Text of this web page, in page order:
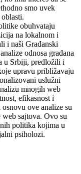
smo uvek
obuhvataju
na lokalnom i
i naši Građanski
odnosa građana
u Srbiji, predložili i
upravu približavaju
uslužni
mnogih web
efikasnost i
ove analize su
web sajtova. Ovo su
politika kojima u
psiholozi.